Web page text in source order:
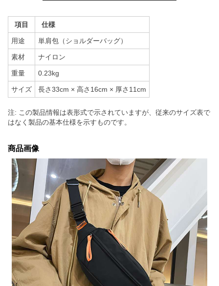
項目 仕様
用途 単肩包（ショルダーバッグ）
素材 ナイロン
重量 0.23kg
サイズ 長さ33cm × 高さ16cm × 厚さ11cm
注: この製品情報は表形式で示されていますが、従来のサイズ表で
はなく製品の基本仕様を示すものです。
商品画像